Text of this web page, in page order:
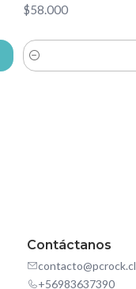
$58.000
Cantidad
Contáctanos
contacto@pcrock.cl
+56983637390